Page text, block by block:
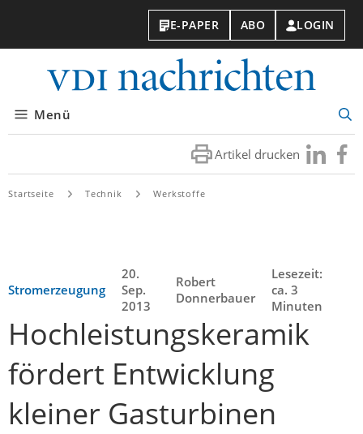
E-PAPER ABO LOGIN
Menü
Artikel drucken Besuchen
Sie
Sie
Startseite Technik Werkstoffe
Stromerzeugung
20.
Sep.
2013
Robert
Donnerbauer
Lesezeit:
ca. 3
Minuten
Hochleistungskeramik
fördert Entwicklung
kleiner Gasturbinen